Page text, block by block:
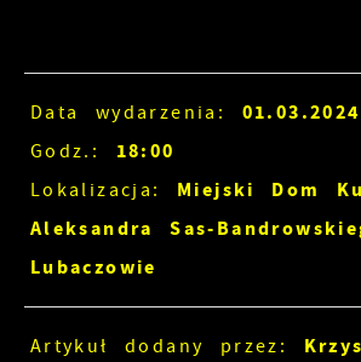
Data wydarzenia: 01.03.2024
Godz.: 18:00
Lokalizacja:
Miejski Dom
Aleksandra Sas-
Lubaczowie
Artykuł dodany przez: